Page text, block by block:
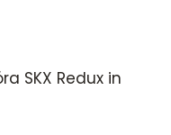
SKX Redux in